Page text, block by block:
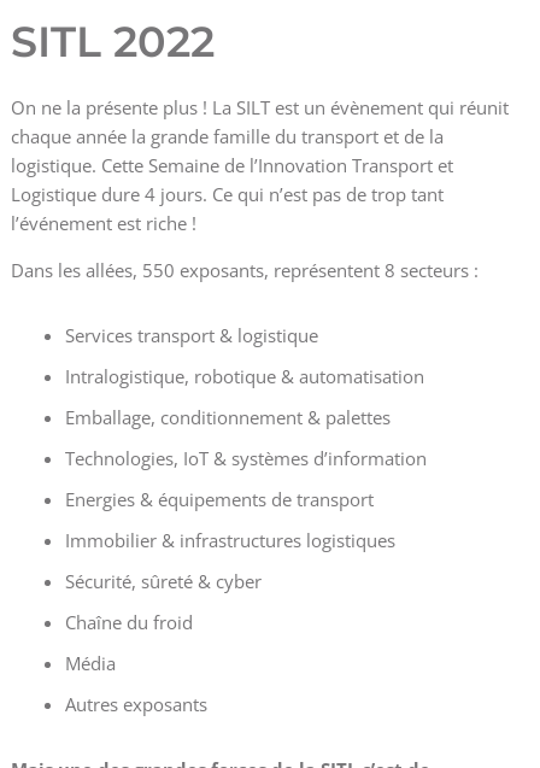
SITL 2022
On ne la présente plus ! La SILT est un évènement qui réunit
chaque année la grande famille du transport et de la
logistique. Cette Semaine de l’Innovation Transport et
Logistique dure 4 jours. Ce qui n’est pas de trop tant
l’événement est riche !
Dans les allées, 550 exposants, représentent 8 secteurs :
Services transport & logistique
Intralogistique, robotique & automatisation
Emballage, conditionnement & palettes
Technologies, IoT & systèmes d’information
Energies & équipements de transport
Immobilier & infrastructures logistiques
Sécurité, sûreté & cyber
Chaîne du froid
Média
Autres exposants